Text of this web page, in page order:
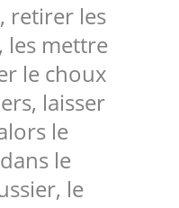
retirer les
les mettre
le choux
laisser
le
le
le